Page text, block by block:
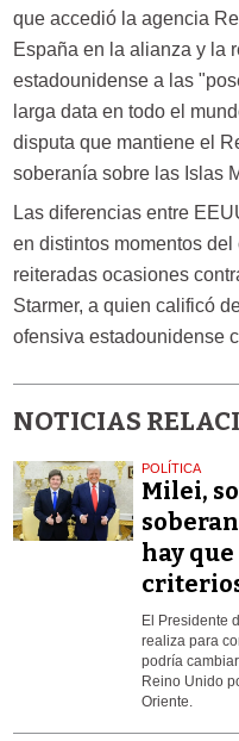
que accedió la agencia
España en la alianza y la
estadounidense a las
larga data en todo el
disputa que mantiene el
soberanía sobre las Islas
Las diferencias entre
en distintos momentos
reiteradas ocasiones
Starmer, a quien calificó
ofensiva estadounidense
NOTICIAS
POLÍTICA
Milei,
hay
El Presidente
realiza para
podría
Reino Unido
Oriente.